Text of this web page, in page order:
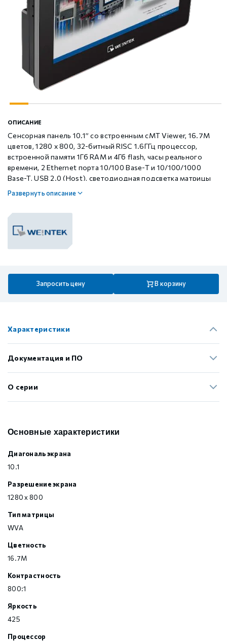
ОПИСАНИЕ
Сенсорная панель 10.1” со встроенным cMT Viewer, 16.7M
цветов, 1280 x 800, 32-битный RISC 1.6ГГц процессор,
встроенной памяти 1Гб RAM и 4Гб flash, часы реального
времени, 2 Ethernet порта 10/100 Base-T и 10/100/1000
Base-T, USB 2.0 (Host), светодиодная подсветка матрицы
50,000 часов работы
Развернуть описание
Запросить цену В корзину
Характеристики
Документация и ПО
О серии
Основные характеристики
Диагональ экрана
10.1
Разрешение экрана
1280 x 800
Тип матрицы
WVA
Цветность
16.7M
Контрастность
800:1
Яркость
425
Процессор
Стабур
Xinje XD
Xinje XG
Xinje XP (PLC+HMI)
Xinje HVAC
Xinje Аксессуары
GCAN
Беспроводное оборудование WoMaster
SFP модули WoMaster
Xinje Аксессуары
Серводрайверы Xinje DL6 Высокоточные
Серводвигатели Xinje MS6
Серводвигатели Xinje MF3
Аксессуары Xinje
Шаговые драйверы Xinje DP3L (высоковольтные
импульсные с разомкнутым контуром)
Шаговые драйверы Xinje DP3S (Modbus RTU, с
замкнутым контуром)
Шаговые драйверы Xinje DP3SL (Modbus RTU, с
разомкнутым контуром)
управления
Шаговые двигатели MP3 с разомкнутым контуром
управления
Аксессуары Xinje